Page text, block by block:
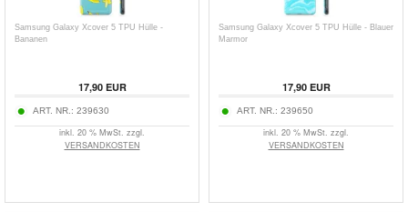
Samsung Galaxy Xcover 5 TPU Hülle -
Bananen
17,90EUR
ART. NR.: 239630
inkl. 20 % MwSt. zzgl.
VERSANDKOSTEN
Samsung Galaxy Xcover 5 TPU Hülle - Blauer
Marmor
17,90EUR
ART. NR.: 239650
inkl. 20 % MwSt. zzgl.
VERSANDKOSTEN